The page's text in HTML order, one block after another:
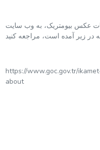
عکس بیومتریک، به وب سایت
https://www.goc.gov.tr/
about